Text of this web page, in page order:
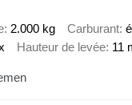
2.000 kg Carburant
Hauteur de levée 11